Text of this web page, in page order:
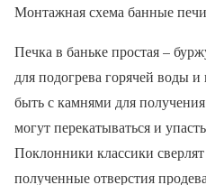
Монтажная схема банные
Печка в баньке простая –
для подогрева горячей воды
быть с камнями для
могут перекатываться и
Поклонники классики
полученные отверстия